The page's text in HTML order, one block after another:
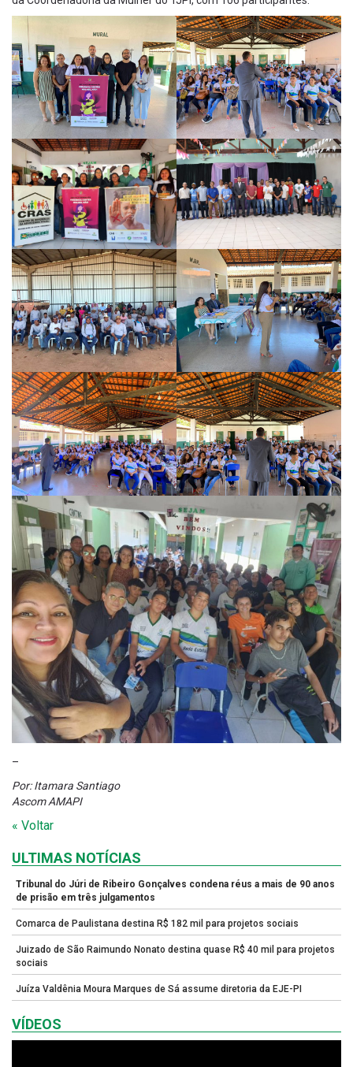
–
Por: Itamara Santiago
Ascom AMAPI
« Voltar
ULTIMAS NOTÍCIAS
Tribunal do Júri de Ribeiro Gonçalves condena réus a mais de 90 anos
de prisão em três julgamentos
Comarca de Paulistana destina R$ 182 mil para projetos sociais
Juizado de São Raimundo Nonato destina quase R$ 40 mil para projetos
sociais
Juíza Valdênia Moura Marques de Sá assume diretoria da EJE-PI
VÍDEOS